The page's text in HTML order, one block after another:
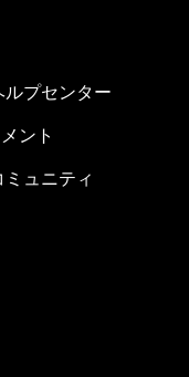
プセンター
ント
ュニティ